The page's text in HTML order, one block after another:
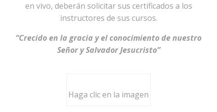
en vivo, deberán solicitar sus certificados a los
instructores de sus cursos.
“Crecido en la gracia y el conocimiento de nuestro
Señor y Salvador Jesucristo”
Haga clic en la imagen